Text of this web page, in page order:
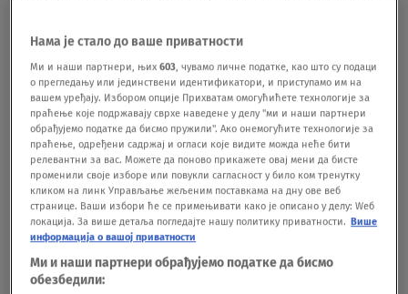
Telegraf.BONUS video: Zaplena droge
video-cdn src="https://best-
vod.umn.cdn.united.cloud/stream?
asset=mupdrogabgzaplenadz-novas-
worldwide&stream=hp1400&t=0&player=m3u8v&s
p=novas&u=novas&p=n0v43!23t001" video-
id="1944006"]
Нама је стало до ваше приватности
Ми и наши партнери, њих603, чувамо личне податке, као што су подаци
о прегледању или јединствени идентификатори, и приступамо им на
вашем уређају. Избором опције Прихватам омогућићете технологије за
праћење које подржавају сврхе наведене у делу "ми и наши партнери
обрађујемо податке да бисмо пружили". Ако онемогућите технологије за
праћење, одређени садржај и огласи које видите можда неће бити
релевантни за вас. Можете да поново прикажете овај мени да бисте
променили своје изборе или повукли сагласност у било ком тренутку
кликом на линк Управљање жељеним поставкама на дну ове веб
странице. Ваши избори ће се примењивати како је описано у делу: Wеб
локација. За више детаља погледајте нашу политику приватности. Више
информација о вашој приватности
Ми и наши партнери обрађујемо податке да бисмо
обезбедили: